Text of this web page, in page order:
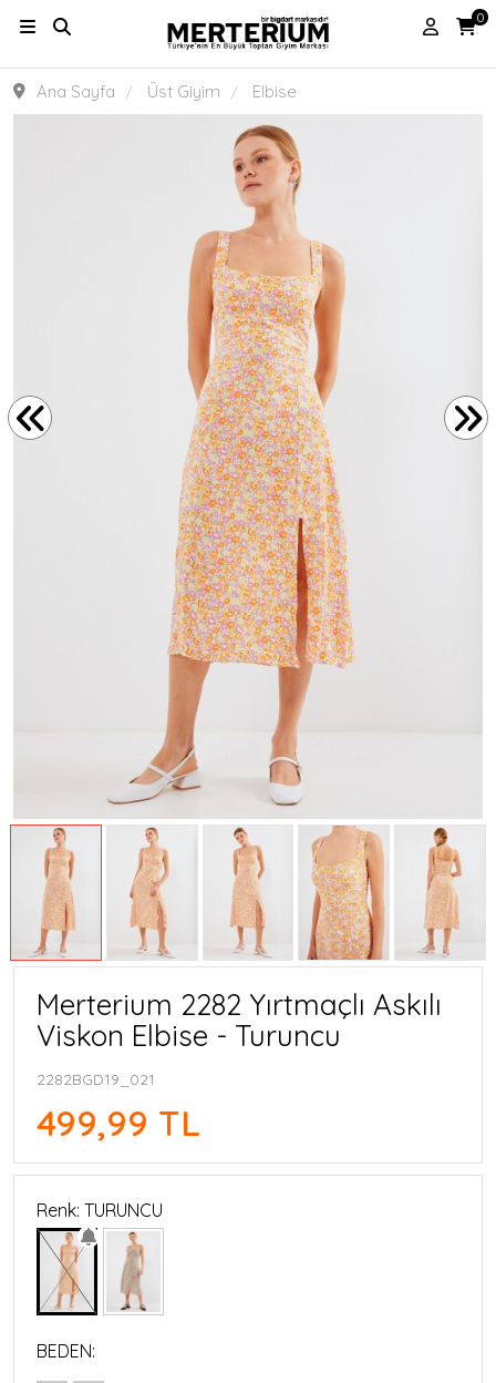
0
Ana Sayfa Üst Giyim Elbise
Merterium 2282 Yırtmaçlı Askılı
Viskon Elbise - Turuncu
2282BGD19_021
499,99 TL
Renk: TURUNCU
BEDEN: